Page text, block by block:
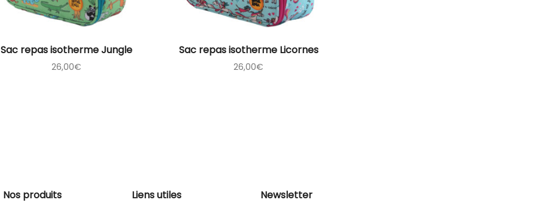
Sac repas isotherme Jungle
26,00€
Sac repas isotherme Licornes
26,00€
Nos produits Liens utiles Newsletter